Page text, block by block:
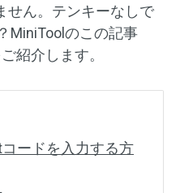
せん。テンキーなしで
MiniToolのこの記事
紹介します。
ードを入力する方